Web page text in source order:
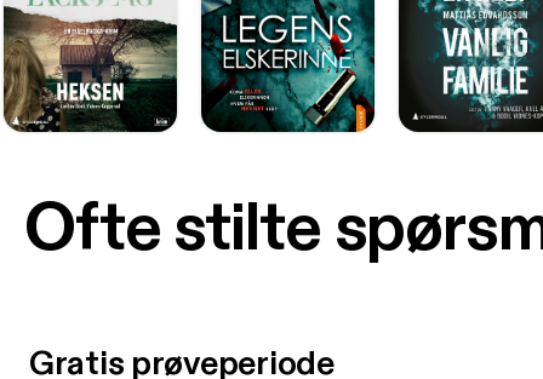
Ofte stilte
Gratis prøveperiode